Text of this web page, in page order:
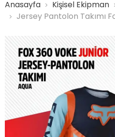
Anasayfa Kişisel Ekipman
Jersey Pantolon Takımı